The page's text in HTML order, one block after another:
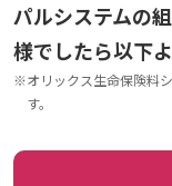
パルシステムの
様でしたら以下
※オリックス生命保険料
す。